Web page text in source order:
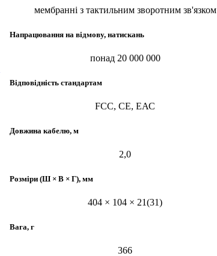
мембранні з тактильним зворотним зв'язком
Напрацювання на відмову, натискань
понад 20 000 000
Відповідність стандартам
FCC, CE, ЕАС
Довжина кабелю, м
2,0
Розміри (Ш × В × Г), мм
404 × 104 × 21(31)
Вага, г
366